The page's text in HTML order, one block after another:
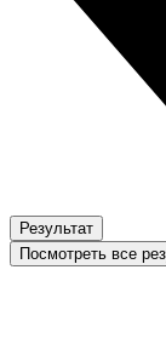
Результат
Посмотреть все